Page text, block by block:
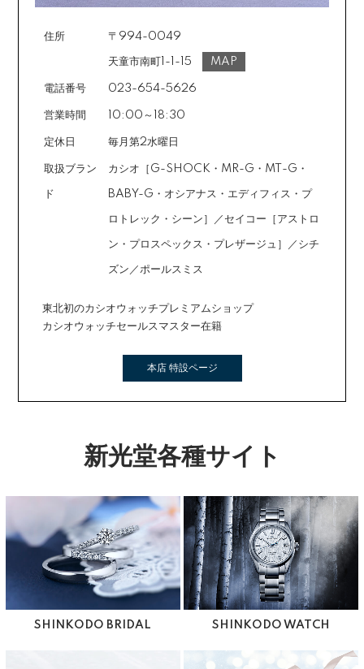
住所 〒994-0049
天童市南町1-1-15 MAP
電話番号 023-654-5626
営業時間 10:00～18:30
定休日 毎月第2水曜日
取扱ブラン
ド
カシオ［G-SHOCK・MR-G・MT-G・
BABY-G・オシアナス・エディフィス・プ
ロトレック・シーン］／セイコー［アストロ
ン・プロスペックス・プレザージュ］／シチ
ズン／ポールスミス
東北初のカシオウォッチプレミアムショップ
カシオウォッチセールスマスター在籍
本店 特設ページ
新光堂各種サイト
SHINKODO BRIDAL SHINKODO WATCH